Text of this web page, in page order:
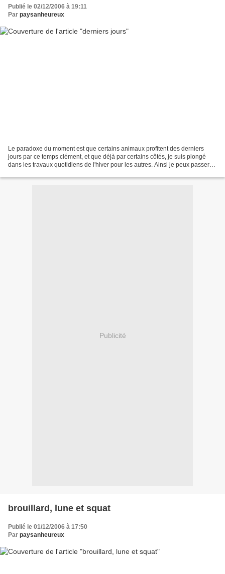
Publié le 02/12/2006 à 19:11
Par paysanheureux
Le paradoxe du moment est que certains animaux profitent des derniers
jours par ce temps clément, et que déjà par certains côtés, je suis plongé
dans les travaux quotidiens de l'hiver pour les autres. Ainsi je peux passer
Publicité
brouillard, lune et squat
Publié le 01/12/2006 à 17:50
Par paysanheureux